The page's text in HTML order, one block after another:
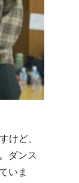
ど、
ダンス
いま